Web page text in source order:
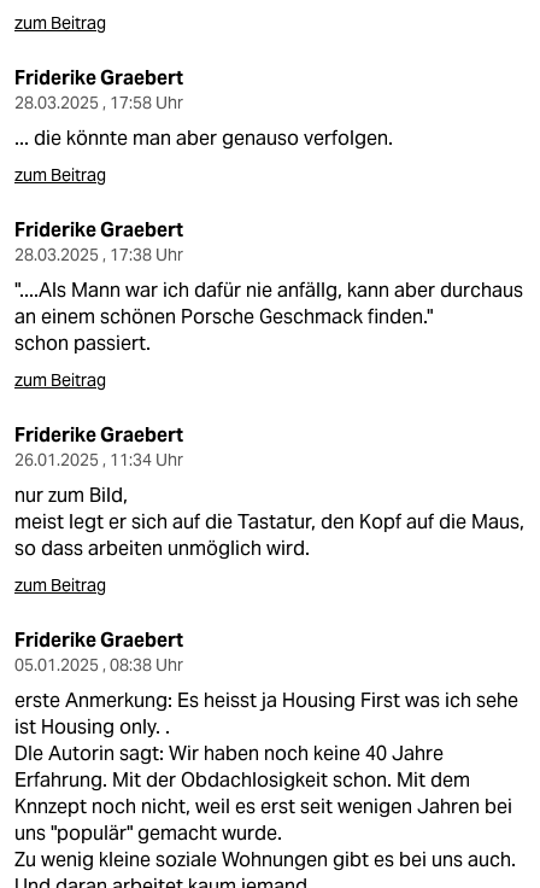
zum Beitrag
Friderike Graebert
28.03.2025 , 17:58 Uhr
... die könnte man aber genauso verfolgen.
zum Beitrag
Friderike Graebert
28.03.2025 , 17:38 Uhr
"....Als Mann war ich dafür nie anfällg, kann aber durchaus
an einem schönen Porsche Geschmack finden."
schon passiert.
zum Beitrag
Friderike Graebert
26.01.2025 , 11:34 Uhr
nur zum Bild,
meist legt er sich auf die Tastatur, den Kopf auf die Maus,
so dass arbeiten unmöglich wird.
zum Beitrag
Friderike Graebert
05.01.2025 , 08:38 Uhr
erste Anmerkung: Es heisst ja Housing First was ich sehe
ist Housing only. .
DIe Autorin sagt: Wir haben noch keine 40 Jahre
Erfahrung. Mit der Obdachlosigkeit schon. Mit dem
Knnzept noch nicht, weil es erst seit wenigen Jahren bei
uns "populär" gemacht wurde.
Zu wenig kleine soziale Wohnungen gibt es bei uns auch.